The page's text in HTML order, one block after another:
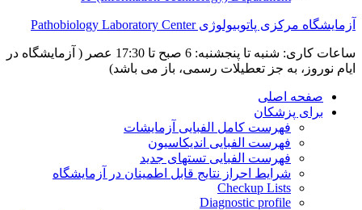
آزمایشگاه مرکزی پاتوبیولوژی Pathobiology Laboratory Center
ساعات کاری: شنبه تا پنجشنبه: 6 صبح تا 17:30 عصر ( آزمایشگاه در
ایام نوروز، به جز تعطیلات رسمی، باز می باشد)
صفحه اصلی
برای پزشکان
فهرست کامل الفبایی آزمایشات
فهرست الفبایی اندیکاسیون
فهرست الفبایی تستهای جدید
شرایط احراز نتایج قابل اطمینان در آزمایشگاه
Checkup Lists
Diagnostic profile